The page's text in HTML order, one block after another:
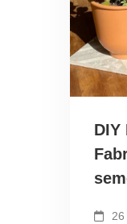
DIY
26